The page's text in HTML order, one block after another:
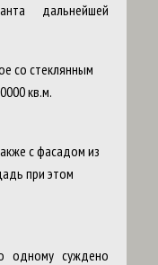
дальнейшей
со стеклянным
кв.м.
с фасадом из
при этом
одному суждено